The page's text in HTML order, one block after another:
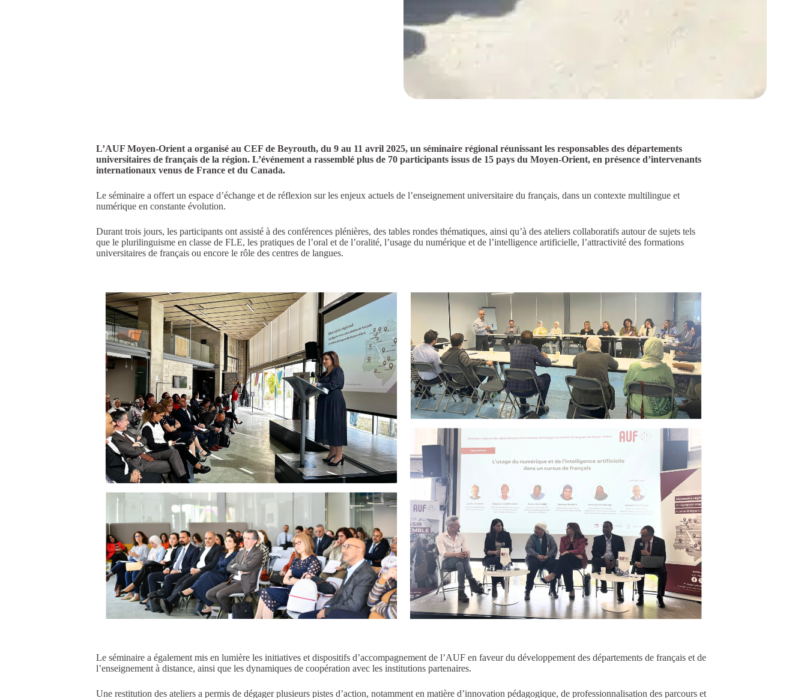
L’AUF Moyen-Orient a organisé au CEF de Beyrouth, du 9 au 11 avril 2025, un séminaire régional réunissant les responsables des départements
universitaires de français de la région. L’événement a rassemblé plus de 70 participants issus de 15 pays du Moyen-Orient, en présence d’intervenants
internationaux venus de France et du Canada.
Le séminaire a offert un espace d’échange et de réflexion sur les enjeux actuels de l’enseignement universitaire du français, dans un contexte multilingue et
numérique en constante évolution.
Durant trois jours, les participants ont assisté à des conférences plénières, des tables rondes thématiques, ainsi qu’à des ateliers collaboratifs autour de sujets tels
que le plurilinguisme en classe de FLE, les pratiques de l’oral et de l’oralité, l’usage du numérique et de l’intelligence artificielle, l’attractivité des formations
universitaires de français ou encore le rôle des centres de langues.
Le séminaire a également mis en lumière les initiatives et dispositifs d’accompagnement de l’AUF en faveur du développement des départements de français et de
l’enseignement à distance, ainsi que les dynamiques de coopération avec les institutions partenaires.
Une restitution des ateliers a permis de dégager plusieurs pistes d’action, notamment en matière d’innovation pédagogique, de professionnalisation des parcours et